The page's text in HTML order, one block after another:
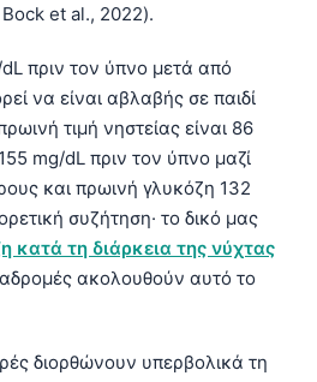
et al., 2022).
πριν τον ύπνο μετά από
να είναι αβλαβής σε παιδί
τιμή νηστείας είναι 86
mg/dL πριν τον ύπνο μαζί
και πρωινή γλυκόζη 132
συζήτηση· το δικό μας
κατά τη διάρκεια της νύχτας
ακολουθούν αυτό το
διορθώνουν υπερβολικά τη